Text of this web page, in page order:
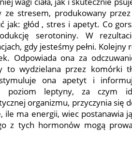
stresem, produkowany
jak: głód , stres i apetyt. Co
serotoniny. W
gdy jesteśmy pełni.
Odpowiada ona za
to wydzielana przez komórki
ona apetyt i
poziom leptyny, za czym
organizmu, przyczynia się
ma energii, wiec postanawia
z tych hormonów mogą